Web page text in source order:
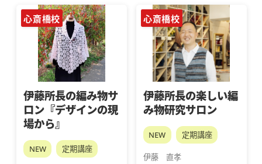
心斎橋校
伊藤所長の編み物サ
ロン『デザインの現
場から』
NEW 定期講座
心斎橋校
伊藤所長の楽しい編
み物研究サロン
NEW 定期講座
伊藤　直孝